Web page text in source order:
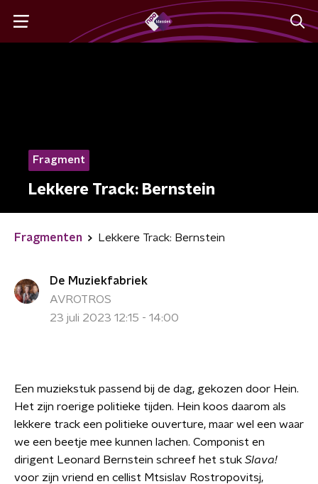
Fragment
Lekkere Track: Bernstein
Fragmenten Lekkere Track: Bernstein
De Muziekfabriek
AVROTROS
23 juli 2023 12:15 - 14:00
Een muziekstuk passend bij de dag, gekozen door Hein.
Het zijn roerige politieke tijden. Hein koos daarom als
lekkere track een politieke ouverture, maar wel een waar
we een beetje mee kunnen lachen. Componist en
dirigent Leonard Bernstein schreef het stuk Slava!
voor zijn vriend en cellist Mtsislav Rostropovitsj,